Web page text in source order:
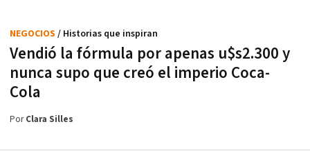
Vendió la fórmula por apenas u$s2.300 y
nunca supo que creó el imperio Coca-
Cola
NEGOCIOS / Historias que inspiran
PorClara Silles